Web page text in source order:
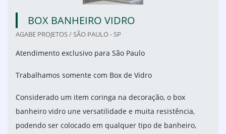
BOX BANHEIRO VIDRO
AGABE PROJETOS / SÃO PAULO - SP
Atendimento exclusivo para São Paulo
Trabalhamos somente com Box de Vidro
Considerado um item coringa na decoração, o box
banheiro vidro une versatilidade e muita resistência,
podendo ser colocado em qualquer tipo de banheiro,